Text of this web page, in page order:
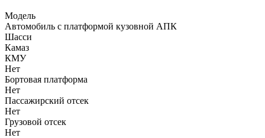
Модель
Автомобиль с платформой кузовной АПК
Шасси
Камаз
КМУ
Нет
Бортовая платформа
Нет
Пассажирский отсек
Нет
Грузовой отсек
Нет